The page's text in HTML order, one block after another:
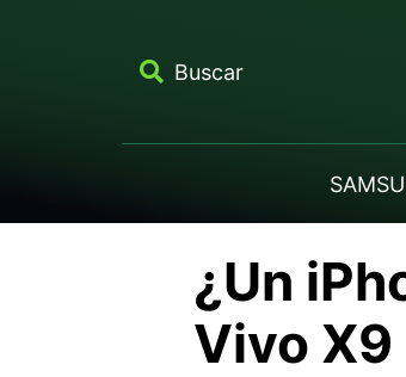
Buscar
¿Un
Vivo X9